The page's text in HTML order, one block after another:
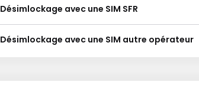
Désimlockage avec une SIM SFR
Désimlockage avec une SIM autre opérateur